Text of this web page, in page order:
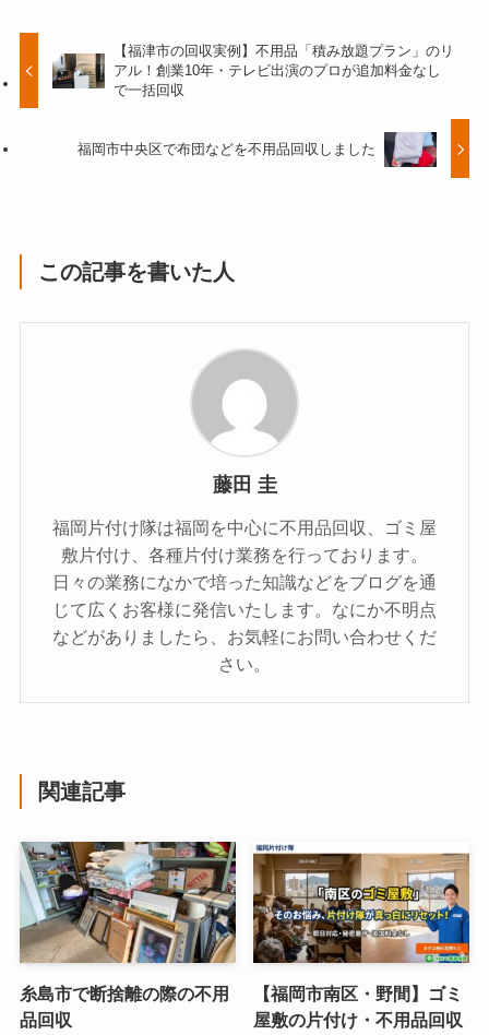
【福津市の回収実例】不用品「積み放題プラン」のリ
アル！創業10年・テレビ出演のプロが追加料金なし
で一括回収
福岡市中央区で布団などを不用品回収しました
この記事を書いた人
藤田 圭
福岡片付け隊は福岡を中心に不用品回収、ゴミ屋
敷片付け、各種片付け業務を行っております。
日々の業務になかで培った知識などをブログを通
じて広くお客様に発信いたします。なにか不明点
などがありましたら、お気軽にお問い合わせくだ
さい。
関連記事
糸島市で断捨離の際の不用
品回収
【福岡市南区・野間】ゴミ
屋敷の片付け・不用品回収